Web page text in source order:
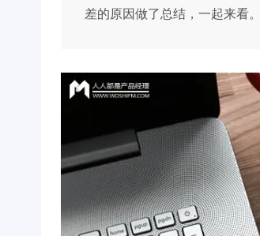
差的原因做了总结，一起来看。